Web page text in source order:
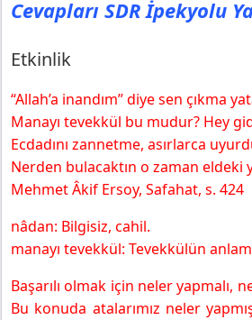
Cevapları SDR İpekyolu
Etkinlik
“Allah’a inandım” diye sen çıkma
Manayı tevekkül bu mudur? Hey
Ecdadını zannetme, asırlarca
Nerden bulacaktın o zaman eldeki
Mehmet Âkif Ersoy, Safahat, s. 424
nâdan: Bilgisiz, cahil.
manayı tevekkül: Tevekkülün
Başarılı olmak için neler yapmalı,
Bu konuda atalarımız neler